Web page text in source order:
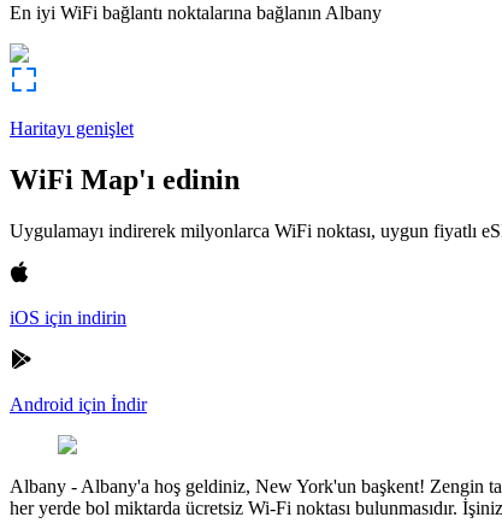
En iyi WiFi bağlantı noktalarına bağlanın Albany
Haritayı genişlet
WiFi Map'ı edinin
Uygulamayı indirerek milyonlarca WiFi noktası, uygun fiyatlı
iOS için indirin
Android için İndir
Albany - Albany'a hoş geldiniz, New York'un başkent! Zengin
her yerde bol miktarda ücretsiz Wi-Fi noktası bulunmasıdır.